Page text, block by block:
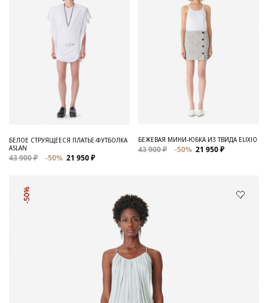
БЕЛОЕ СТРУЯЩЕЕСЯ ПЛАТЬЕ-ФУТБОЛКА
ASLAN
43 900 ₽ -50% 21 950 ₽
БЕЖЕВАЯ МИНИ-ЮБКА ИЗ ТВИДА ELIXIO
43 900 ₽ -50% 21 950 ₽
-50%